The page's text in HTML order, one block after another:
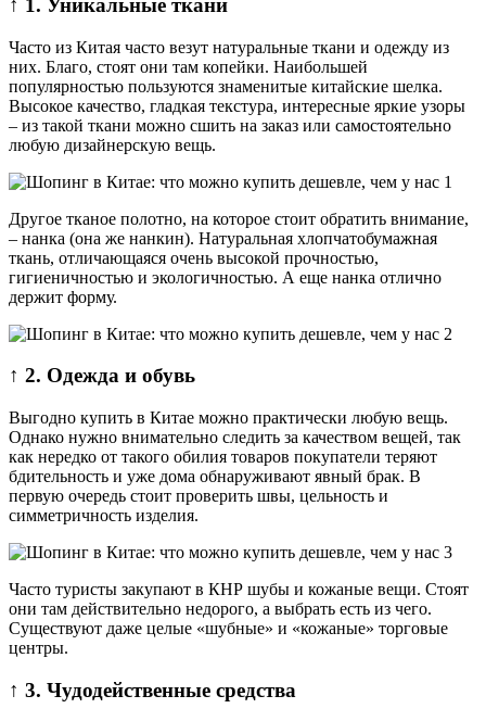
↑ 1. Уникальные ткани
Часто из Китая часто везут натуральные ткани и одежду из
них. Благо, стоят они там копейки. Наибольшей
популярностью пользуются знаменитые китайские шелка.
Высокое качество, гладкая текстура, интересные яркие узоры
– из такой ткани можно сшить на заказ или самостоятельно
любую дизайнерскую вещь.
Другое тканое полотно, на которое стоит обратить внимание,
– нанка (она же нанкин). Натуральная хлопчатобумажная
ткань, отличающаяся очень высокой прочностью,
гигиеничностью и экологичностью. А еще нанка отлично
держит форму.
↑ 2. Одежда и обувь
Выгодно купить в Китае можно практически любую вещь.
Однако нужно внимательно следить за качеством вещей, так
как нередко от такого обилия товаров покупатели теряют
бдительность и уже дома обнаруживают явный брак. В
первую очередь стоит проверить швы, цельность и
симметричность изделия.
Часто туристы закупают в КНР шубы и кожаные вещи. Стоят
они там действительно недорого, а выбрать есть из чего.
Существуют даже целые «шубные» и «кожаные» торговые
центры.
↑ 3. Чудодейственные средства